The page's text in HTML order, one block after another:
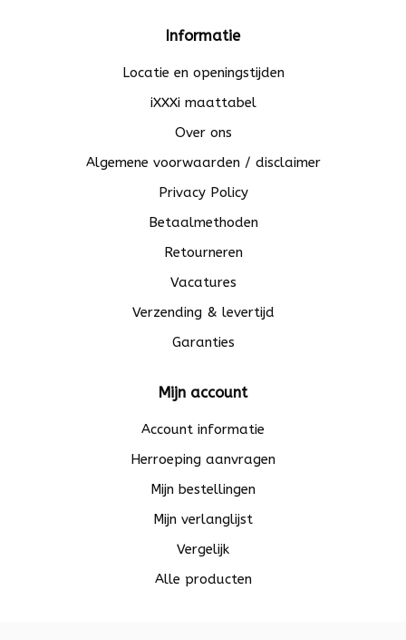
Informatie
Locatie en openingstijden
iXXXi maattabel
Over ons
Algemene voorwaarden / disclaimer
Privacy Policy
Betaalmethoden
Retourneren
Vacatures
Verzending & levertijd
Garanties
Mijn account
Account informatie
Herroeping aanvragen
Mijn bestellingen
Mijn verlanglijst
Vergelijk
Alle producten